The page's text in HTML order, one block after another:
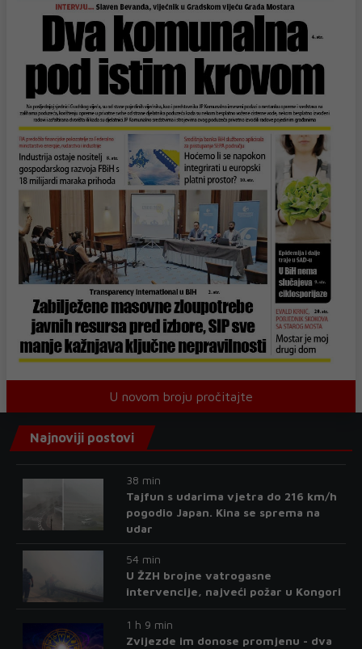
U novom broju pročitajte
Najnoviji postovi
38 min
Tajfun s udarima vjetra do 216 km/h
pogodio Japan. Kina se sprema na
udar
54 min
U ŽZH brojne vatrogasne
intervencije, najveći požar u Kongori
1 h 9 min
Zvijezde im donose promjenu - dva